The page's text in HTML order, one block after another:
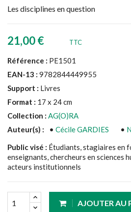
Les disciplines en question
21,00 € TTC
Référence : PE1501
EAN-13 : 9782844449955
Support : Livres
Format : 17 x 24 cm
Collection : AG(O)RA
Auteur(s) :
• Cécile GARDIES •
Public visé : Étudiants, stagiaires en
enseignants, chercheurs en sciences
acteurs institutionnels
AJOUTER AU